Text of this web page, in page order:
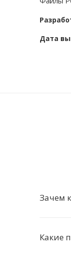
Дата
Зачем
Какие